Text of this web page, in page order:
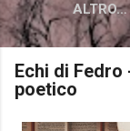
ALTRO…
Echi di
poetico